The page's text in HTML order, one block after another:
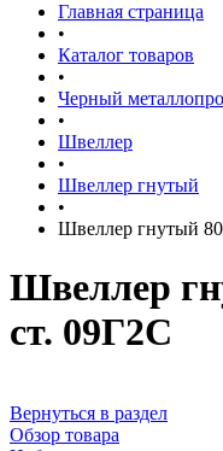
Главная страница
•
Каталог товаров
•
Черный
•
Швеллер
•
Швеллер гнутый
•
Швеллер гнутый
Швеллер
ст. 09Г2С
Вернуться в раздел
Обзор товара